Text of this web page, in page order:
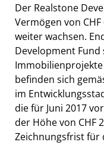
Der Realstone
Vermögen von
weiter wachsen.
Development
befinden sich
im
die für Juni 2017
der Höhe von CHF
Zeichnungsfrist für